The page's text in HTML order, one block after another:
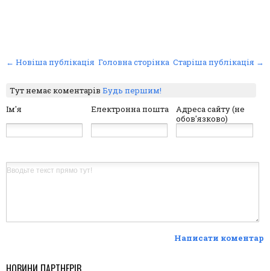
← Новіша публікація Старіша публікація →
Головна сторінка
Тут немає коментарівБудь першим!
Ім'я
Електронна пошта
Адреса сайту (не
обов'язково)
Написати коментар